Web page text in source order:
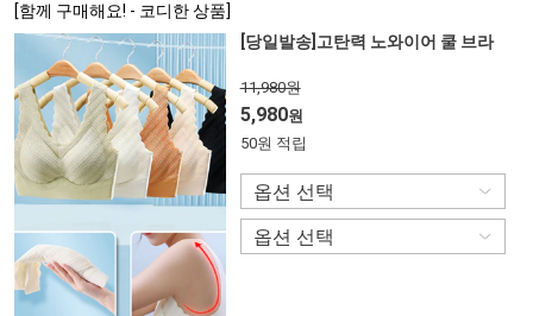
[함께 구매해요! - 코디한 상품]
[당일발송]고탄력 노와이어 쿨 브라
11,980원
5,980원
50원 적립